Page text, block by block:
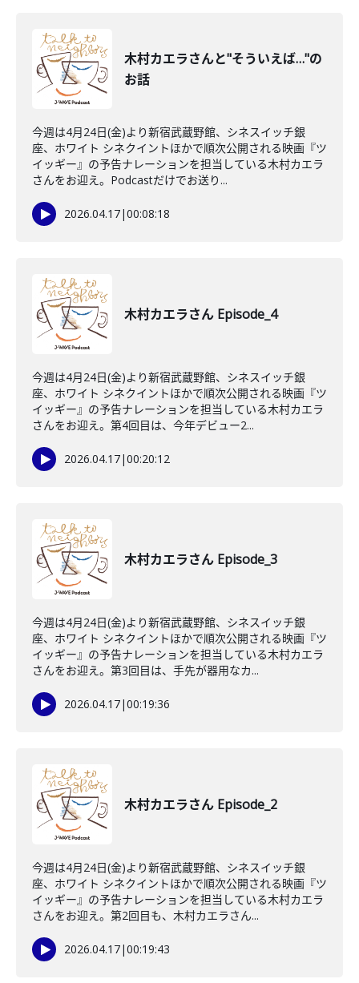
木村カエラさんと"そういえば…"の
お話
今週は4月24日(金)より新宿武蔵野館、シネスイッチ銀
座、ホワイト シネクイントほかで順次公開される映画『ツ
イッギー』の予告ナレーションを担当している木村カエラ
さんをお迎え。Podcastだけでお送り...
2026.04.17|00:08:18
木村カエラさん Episode_4
今週は4月24日(金)より新宿武蔵野館、シネスイッチ銀
座、ホワイト シネクイントほかで順次公開される映画『ツ
イッギー』の予告ナレーションを担当している木村カエラ
さんをお迎え。第4回目は、今年デビュー2...
2026.04.17|00:20:12
木村カエラさん Episode_3
今週は4月24日(金)より新宿武蔵野館、シネスイッチ銀
座、ホワイト シネクイントほかで順次公開される映画『ツ
イッギー』の予告ナレーションを担当している木村カエラ
さんをお迎え。第3回目は、手先が器用なカ...
2026.04.17|00:19:36
木村カエラさん Episode_2
今週は4月24日(金)より新宿武蔵野館、シネスイッチ銀
座、ホワイト シネクイントほかで順次公開される映画『ツ
イッギー』の予告ナレーションを担当している木村カエラ
さんをお迎え。第2回目も、木村カエラさん...
2026.04.17|00:19:43